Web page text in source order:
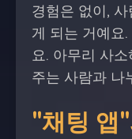
경험은 없이,
게 되는 거예요
요. 아무리 사
주는 사람과 나
"채팅 앱